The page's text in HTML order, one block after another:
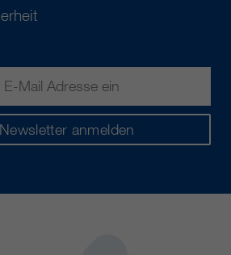
anmelden